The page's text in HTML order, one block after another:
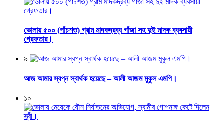
ভোলায় ৫০০ (পাঁচশত) গ্রাম মাদকদ্রব্য গাঁজা সহ দুই মাদক ব্যবসায়ী
গ্রেফতার।
৯
আজ আমার স্বপ্ন স্বার্থক হয়েছে – আলী আজম মুকুল এমপি।
১০